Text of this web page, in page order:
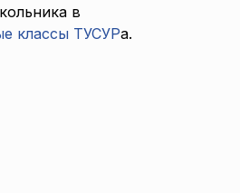
в
классы ТУСУРа.